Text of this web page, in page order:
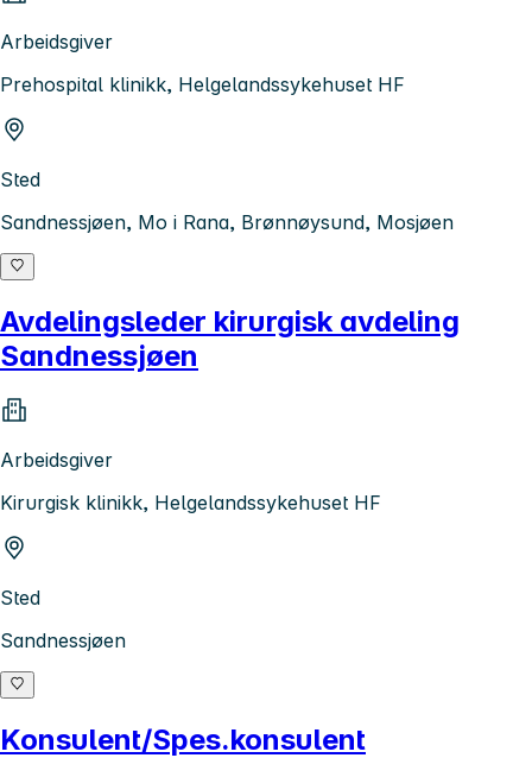
Arbeidsgiver
Prehospital klinikk, Helgelandssykehuset HF
Sted
Sandnessjøen, Mo i Rana, Brønnøysund, Mosjøen
Avdelingsleder kirurgisk avdeling
Sandnessjøen
Arbeidsgiver
Kirurgisk klinikk, Helgelandssykehuset HF
Sted
Sandnessjøen
Konsulent/Spes.konsulent